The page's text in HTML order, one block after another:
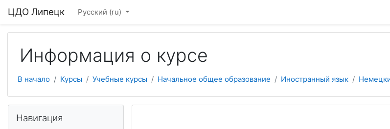
ЦДО Липецк Русский ‎(ru)‎
Информация о курсе
В начало Курсы Учебные курсы Начальное общее образование Иностранный язык
Навигация